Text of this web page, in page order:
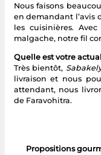
Nous faisons
en demandant l’avis
les cuisinières.
malgache, notre fil
Quelle est votre
Très bientôt,
livraison et nous
attendant, nous
de Faravohitra.
Propositions